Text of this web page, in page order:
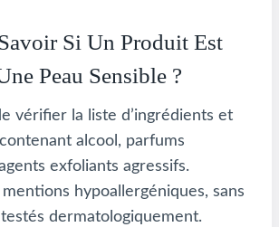
Si Un Produit Est
Peau Sensible ?
vérifier la liste d’ingrédients et
alcool, parfums
exfoliants agressifs.
hypoallergéniques, sans
dermatologiquement.